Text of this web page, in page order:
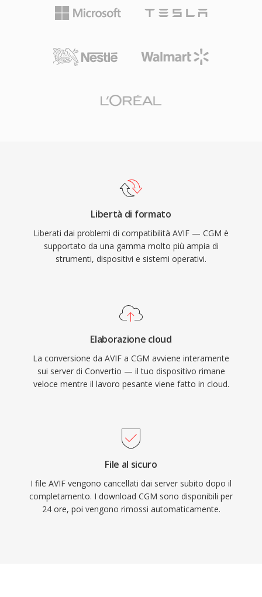
Libertà di formato
Liberati dai problemi di compatibilità AVIF — CGM è
supportato da una gamma molto più ampia di
strumenti, dispositivi e sistemi operativi.
Elaborazione cloud
La conversione da AVIF a CGM avviene interamente
sui server di Convertio — il tuo dispositivo rimane
veloce mentre il lavoro pesante viene fatto in cloud.
File al sicuro
I file AVIF vengono cancellati dai server subito dopo il
completamento. I download CGM sono disponibili per
24 ore, poi vengono rimossi automaticamente.